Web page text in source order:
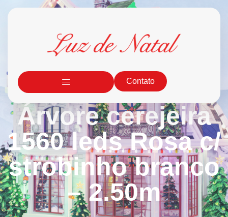
Contato
Árvore cerejeira
1560 leds Rosa c/
strobinho branco
– 2.50m